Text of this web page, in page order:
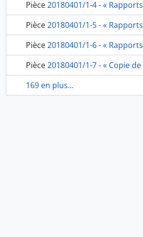
Pièce20180401/1-4 - « Rapports faits à l’académie Royale des Beaux arts et approuvés par elle sur les ouvrages de MM. Les Pensionnaires du Roi à l’Académie de france à Rome envoyés en l’année 1819 », de Quatremère de Quincy, secrétaire perpétuel de la classe des Beaux-arts à l’Académie de France à Rome, fol. 29-32
Pièce20180401/1-5 - « Rapports faits à l’académie Royale des Beaux arts et approuvés par elle sur les ouvrages de MM. Les Pensionnaires du Roi à l’académie de france à Rome envoyés en l’année 1821 », de Quatremère de Quincy, secrétaire perpétuel de la classe des Beaux-arts à l’Académie de France à Rome, fol. 33-36
Pièce20180401/1-6 - « Rapports approuvés par l’académie sur les ouvrages des Pensionnaires Sculpteurs et Graveurs qui lui sont parvenus avant la Séance publique de 1822 », de Quatremère de Quincy, secrétaire perpétuel de la classe des Beaux-arts, à l’Académie de France à Rome, fol. 37-38bis
Pièce20180401/1-7 - « Copie de Lettres. M. Thevenin Directeur. Depuis le 1er Juin 1816. jusqu'à fin 1817. », fol. 39-95 [cahier de soixante-cinq copies de lettres du directeur de l’Académie de France à Rome, adressées au ministre de l’Intérieur, à Quatremère de Quincy, au comte de Pradel, au préfet des Bouches-du-Rhône ; les fol. 93-95 sont des pages blanches], fol. 39-65
169 en plus...